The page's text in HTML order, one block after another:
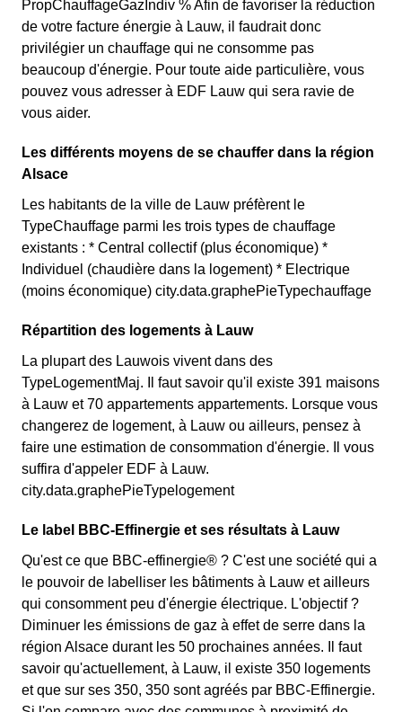
PropChauffageGazIndiv % Afin de favoriser la réduction
de votre facture énergie à Lauw, il faudrait donc
privilégier un chauffage qui ne consomme pas
beaucoup d'énergie. Pour toute aide particulière, vous
pouvez vous adresser à EDF Lauw qui sera ravie de
vous aider.
Les différents moyens de se chauffer dans la région
Alsace
Les habitants de la ville de Lauw préfèrent le
TypeChauffage parmi les trois types de chauffage
existants : * Central collectif (plus économique) *
Individuel (chaudière dans la logement) * Electrique
(moins économique) city.data.graphePieTypechauffage
Répartition des logements à Lauw
La plupart des Lauwois vivent dans des
TypeLogementMaj. Il faut savoir qu'il existe 391 maisons
à Lauw et 70 appartements appartements. Lorsque vous
changerez de logement, à Lauw ou ailleurs, pensez à
faire une estimation de consommation d'énergie. Il vous
suffira d'appeler EDF à Lauw.
city.data.graphePieTypelogement
Le label BBC-Effinergie et ses résultats à Lauw
Qu'est ce que BBC-effinergie® ? C'est une société qui a
le pouvoir de labelliser les bâtiments à Lauw et ailleurs
qui consomment peu d'énergie électrique. L'objectif ?
Diminuer les émissions de gaz à effet de serre dans la
région Alsace durant les 50 prochaines années. Il faut
savoir qu'actuellement, à Lauw, il existe 350 logements
et que sur ses 350, 350 sont agréés par BBC-Effinergie.